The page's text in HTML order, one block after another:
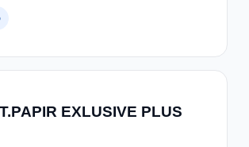
EXLUSIVE PLUS